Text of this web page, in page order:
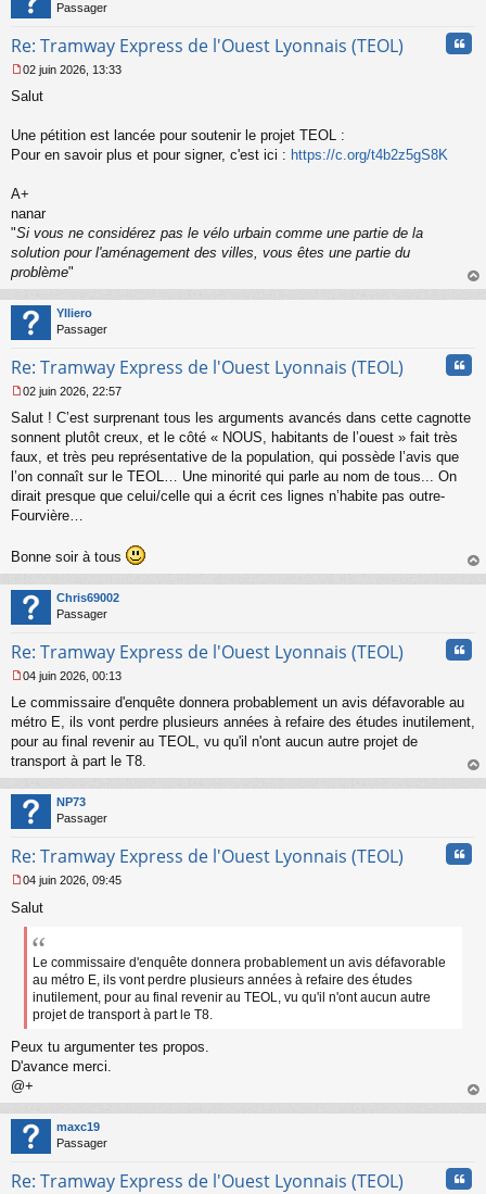
Passager
Re: Tramway Express de l'Ouest Lyonnais (TEOL)
e
s
g
n
o
n
u
02 juin 2026, 13:33
Salut
Une pétition est lancée pour soutenir le projet TEOL :
Pour en savoir plus et pour signer, c'est ici : https://c.org/t4b2z5gS8K
A+
nanar
"Si vous ne considérez pas le vélo urbain comme une partie de la
solution pour l'aménagement des villes, vous êtes une partie du
problème"
au
Ylliero
Passager
Re: Tramway Express de l'Ouest Lyonnais (TEOL)
e
s
s
g
e
n
l
u
02 juin 2026, 22:57
Salut ! C’est surprenant tous les arguments avancés dans cette cagnotte
sonnent plutôt creux, et le côté « NOUS, habitants de l’ouest » fait très
faux, et très peu représentative de la population, qui possède l’avis que
l’on connaît sur le TEOL… Une minorité qui parle au nom de tous... On
dirait presque que celui/celle qui a écrit ces lignes n’habite pas outre-
Fourvière…
Bonne soir à tous
au
Chris69002
Passager
Re: Tramway Express de l'Ouest Lyonnais (TEOL)
e
s
s
g
n
o
l
u
04 juin 2026, 00:13
Le commissaire d'enquête donnera probablement un avis défavorable au
métro E, ils vont perdre plusieurs années à refaire des études inutilement,
pour au final revenir au TEOL, vu qu'il n'ont aucun autre projet de
transport à part le T8.
au
NP73
Passager
Re: Tramway Express de l'Ouest Lyonnais (TEOL)
e
s
l
u
04 juin 2026, 09:45
Salut
Le commissaire d'enquête donnera probablement un avis défavorable
au métro E, ils vont perdre plusieurs années à refaire des études
inutilement, pour au final revenir au TEOL, vu qu'il n'ont aucun autre
projet de transport à part le T8.
Peux tu argumenter tes propos.
D'avance merci.
@+
au
maxc19
Passager
Re: Tramway Express de l'Ouest Lyonnais (TEOL)